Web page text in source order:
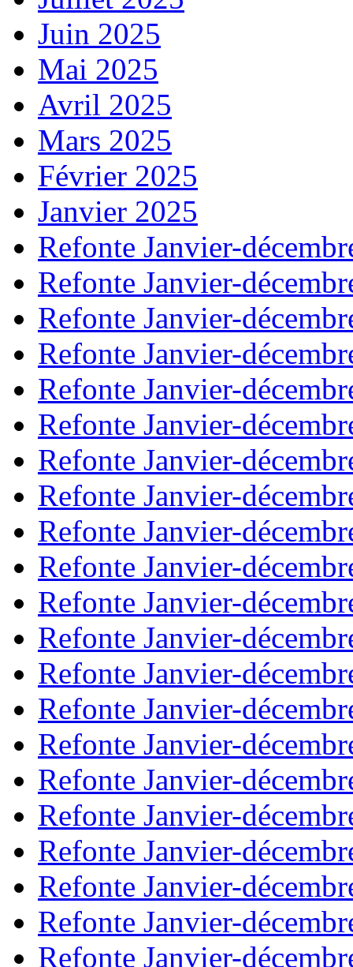
Juin 2025
Mai 2025
Avril 2025
Mars 2025
Février 2025
Janvier 2025
Refonte Janvier-
Refonte Janvier-
Refonte Janvier-
Refonte Janvier-
Refonte Janvier-
Refonte Janvier-
Refonte Janvier-
Refonte Janvier-
Refonte Janvier-
Refonte Janvier-
Refonte Janvier-
Refonte Janvier-
Refonte Janvier-
Refonte Janvier-
Refonte Janvier-
Refonte Janvier-
Refonte Janvier-
Refonte Janvier-
Refonte Janvier-
Refonte Janvier-
Refonte Janvier-